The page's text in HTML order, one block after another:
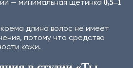
— минимальная щетинка 0,5–1
длина волос не имеет
потому что средство
кожи.